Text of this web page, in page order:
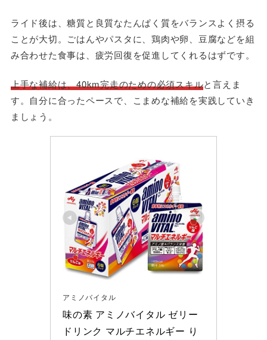
ライド後は、糖質と良質なたんぱく質をバランスよく摂る
ことが大切。ごはんやパスタに、鶏肉や卵、豆腐などを組
み合わせた食事は、疲労回復を促進してくれるはずです。
上手な補給は、40km完走のための必須スキルと言えま
す。自分に合ったペースで、こまめな補給を実践していき
ましょう。
アミノバイタル
味の素 アミノバイタル ゼリー
ドリンク マルチエネルギー り